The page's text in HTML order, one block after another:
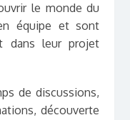
le monde du
équipe et sont
dans leur projet
de discussions,
découverte